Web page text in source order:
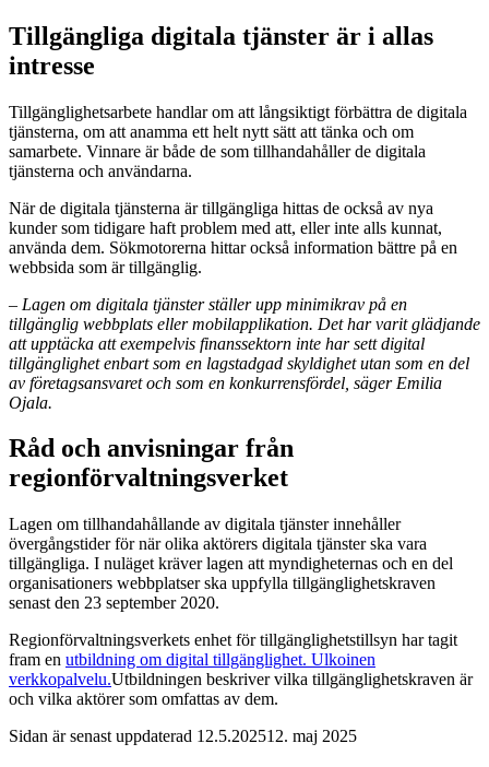
Tillgängliga digitala tjänster är i allas
intresse
Tillgänglighetsarbete handlar om att långsiktigt förbättra de digitala
tjänsterna, om att anamma ett helt nytt sätt att tänka och om
samarbete. Vinnare är både de som tillhandahåller de digitala
tjänsterna och användarna.
När de digitala tjänsterna är tillgängliga hittas de också av nya
kunder som tidigare haft problem med att, eller inte alls kunnat,
använda dem. Sökmotorerna hittar också information bättre på en
webbsida som är tillgänglig.
– Lagen om digitala tjänster ställer upp minimikrav på en
tillgänglig webbplats eller mobilapplikation. Det har varit glädjande
att upptäcka att exempelvis finanssektorn inte har sett digital
tillgänglighet enbart som en lagstadgad skyldighet utan som en del
av företagsansvaret och som en konkurrensfördel, säger Emilia
Ojala.
Råd och anvisningar från
regionförvaltningsverket
Lagen om tillhandahållande av digitala tjänster innehåller
övergångstider för när olika aktörers digitala tjänster ska vara
tillgängliga. I nuläget kräver lagen att myndigheternas och en del
organisationers webbplatser ska uppfylla tillgänglighetskraven
senast den 23 september 2020.
Regionförvaltningsverkets enhet för tillgänglighetstillsyn har tagit
fram en utbildning om digital tillgänglighet. Ulkoinen
verkkopalvelu.Utbildningen beskriver vilka tillgänglighetskraven är
och vilka aktörer som omfattas av dem.
Sidan är senast uppdaterad 12.5.202512. maj 2025